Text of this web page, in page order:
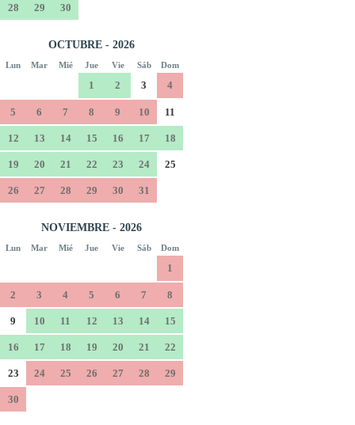
28 29 30
OCTUBRE - 2026
Lun Mar Mié Jue Vie Sáb Dom
1 2 3 4
5 6 7 8 9 10 11
12 13 14 15 16 17 18
19 20 21 22 23 24 25
26 27 28 29 30 31
NOVIEMBRE - 2026
Lun Mar Mié Jue Vie Sáb Dom
1
2 3 4 5 6 7 8
9 10 11 12 13 14 15
16 17 18 19 20 21 22
23 24 25 26 27 28 29
30